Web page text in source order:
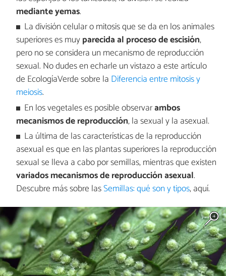
mediante yemas.
La división celular o mitosis que se da en los animales
superiores es muyparecida al proceso de escisión,
pero no se considera un mecanismo de reproducción
sexual. No dudes en echarle un vistazo a este artículo
de EcologíaVerde sobre la Diferencia entre mitosis y
meiosis.
En los vegetales es posible observarambos
mecanismos de reproducción, la sexual y la asexual.
La última de las características de la reproducción
asexual es que en las plantas superiores la reproducción
sexual se lleva a cabo por semillas, mientras que existen
variados mecanismos de reproducción asexual.
Descubre más sobre lasSemillas: qué son y tipos, aquí.